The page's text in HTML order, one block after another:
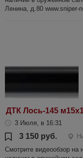
Ленина, д.80 www.sniper-
ДТК Лось-145
3 Июля, в 16:31
3 150 руб.
Смотрите видеообзор